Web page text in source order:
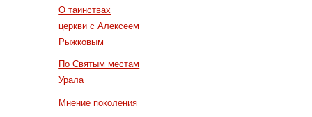
О таинствах
церкви с Алексеем
Рыжковым
По Святым местам
Урала
Мнение поколения